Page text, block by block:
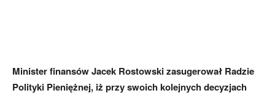
Minister finansów Jacek Rostowski zasugerował Radzie
Polityki Pieniężnej, iż przy swoich kolejnych decyzjach